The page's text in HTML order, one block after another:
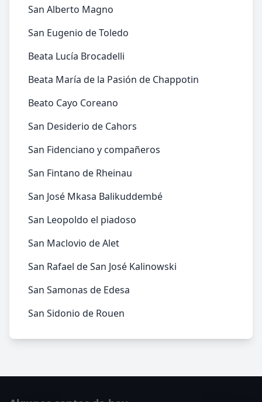
San Alberto Magno
San Eugenio de Toledo
Beata Lucía Brocadelli
Beata María de la Pasión de Chappotin
Beato Cayo Coreano
San Desiderio de Cahors
San Fidenciano y compañeros
San Fintano de Rheinau
San José Mkasa Balikuddembé
San Leopoldo el piadoso
San Maclovio de Alet
San Rafael de San José Kalinowski
San Samonas de Edesa
San Sidonio de Rouen